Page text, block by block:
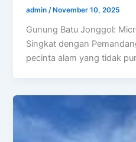
admin/ November 10, 2025
Gunung Batu Jonggol:
Singkat dengan
pecinta alam yang tidak